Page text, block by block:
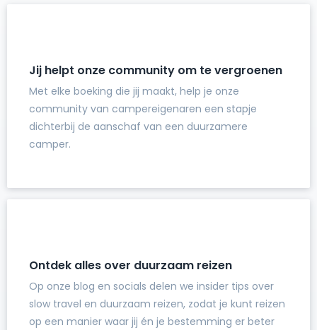
Jij helpt onze community om te vergroenen
Met elke boeking die jij maakt, help je onze
community van campereigenaren een stapje
dichterbij de aanschaf van een duurzamere
camper.
Ontdek alles over duurzaam reizen
Op onze blog en socials delen we insider tips over
slow travel en duurzaam reizen, zodat je kunt reizen
op een manier waar jij én je bestemming er beter